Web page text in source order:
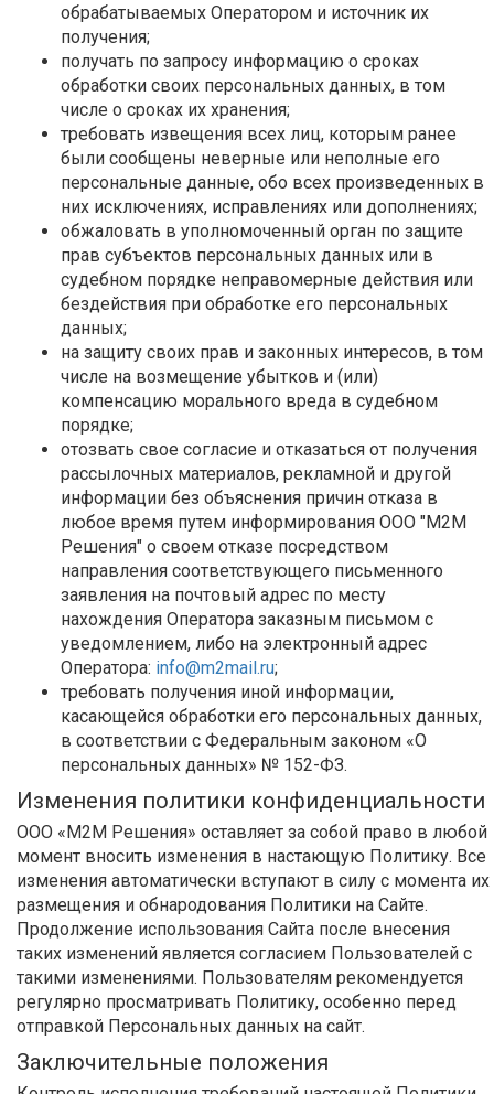
обрабатываемых Оператором и источник их
получения;
получать по запросу информацию о сроках
обработки своих персональных данных, в том
числе о сроках их хранения;
требовать извещения всех лиц, которым ранее
были сообщены неверные или неполные его
персональные данные, обо всех произведенных в
них исключениях, исправлениях или дополнениях;
обжаловать в уполномоченный орган по защите
прав субъектов персональных данных или в
судебном порядке неправомерные действия или
бездействия при обработке его персональных
данных;
на защиту своих прав и законных интересов, в том
числе на возмещение убытков и (или)
компенсацию морального вреда в судебном
порядке;
отозвать свое согласие и отказаться от получения
рассылочных материалов, рекламной и другой
информации без объяснения причин отказа в
любое время путем информирования ООО "М2М
Решения" о своем отказе посредством
направления соответствующего письменного
заявления на почтовый адрес по месту
нахождения Оператора заказным письмом с
уведомлением, либо на электронный адрес
Оператора: info@m2mail.ru;
требовать получения иной информации,
касающейся обработки его персональных данных,
в соответствии с Федеральным законом «О
персональных данных» № 152-ФЗ.
Изменения политики конфиденциальности
ООО «М2М Решения» оставляет за собой право в любой
момент вносить изменения в настающую Политику. Все
изменения автоматически вступают в силу с момента их
размещения и обнародования Политики на Сайте.
Продолжение использования Сайта после внесения
таких изменений является согласием Пользователей с
такими изменениями. Пользователям рекомендуется
регулярно просматривать Политику, особенно перед
отправкой Персональных данных на сайт.
Заключительные положения